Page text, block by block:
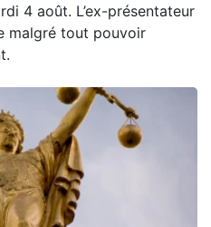
4 août. L’ex-présentateur
malgré tout pouvoir